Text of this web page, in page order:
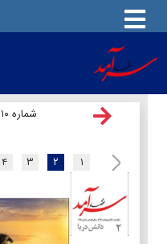
شماره ۱۹۱۰
۱ ۲ ۳ ۴